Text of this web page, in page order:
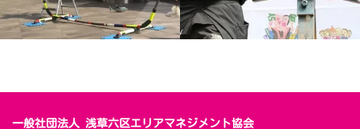
一般社団法人 浅草六区エリアマネジメント協会